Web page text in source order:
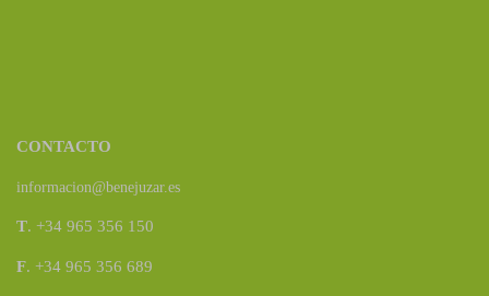
CONTACTO
informacion@benejuzar.es
T. +34 965 356 150
F. +34 965 356 689